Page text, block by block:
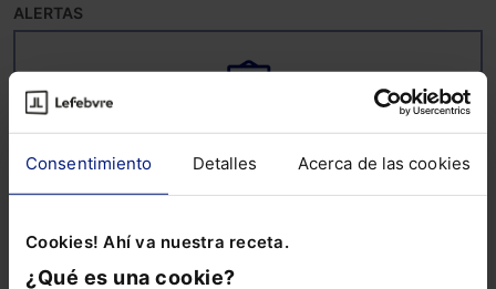
Consentimiento Detalles Acerca de las cookies
Cookies! Ahí va nuestra receta.
¿Qué es una cookie?
ALERTAS
Suscríbete ya a la alerta
Mantente al día de todo lo relacionado con
ESG: noticias, guías, informes sectoriales,